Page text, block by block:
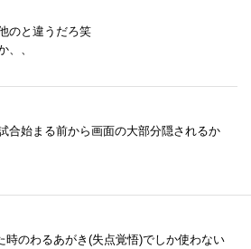
のと違うだろ笑
、、
合始まる前から画面の大部分隠されるか
時のわるあがき(失点覚悟)でしか使わない